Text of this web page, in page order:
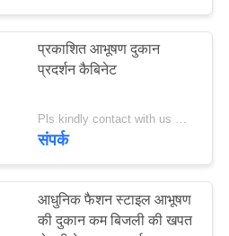
प्रकाशित आभूषण दुकान
प्रदर्शन कैबिनेट
Pls kindly contact with us MOQ:1 दुकान या 5 सेट/आभूषण स्टोर डिस्प्ले कैबिनेट
संपर्क
आधुनिक फैशन स्टाइल आभूषण
की दुकान कम बिजली की खपत